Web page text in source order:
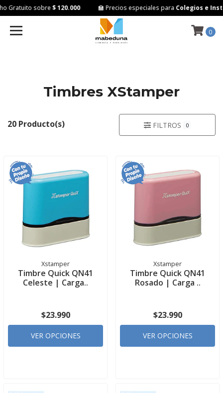
Gratuito sobre$ 120.000 🏫 Precios especiales paraColegios e
0
Timbres XStamper
20 Producto(s) FILTROS 0
Xstamper
Timbre Quick QN41
Celeste | Carga..
$23.990
VER OPCIONES
Xstamper
Timbre Quick QN41
Rosado | Carga ..
$23.990
VER OPCIONES